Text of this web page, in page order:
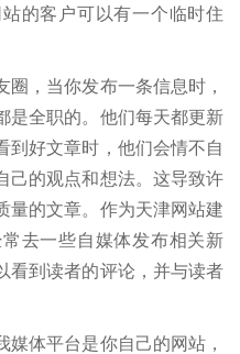
的客户可以有一个临时住
，当你发布一条信息时，
是全职的。他们每天都更新
到好文章时，他们会情不自
己的观点和想法。这导致许
量的文章。作为天津网站建
去一些自媒体发布相关新
看到读者的评论，并与读者
体平台是你自己的网站，